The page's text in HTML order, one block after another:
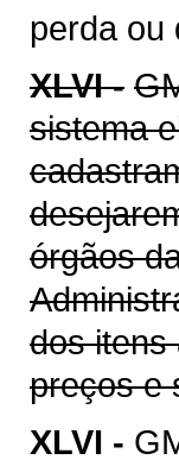
perda ou
XLVI -
sistema
órgãos
dos itens
preços e
XLVI -